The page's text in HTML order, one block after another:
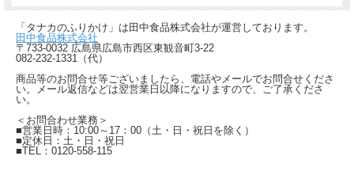
「タナカのふりかけ」は田中食品株式会社が運営しております。
田中食品株式会社
〒733-0032 広島県広島市西区東観音町3-22
082-232-1331（代）
商品等のお問合せ等ございましたら、電話やメールでお問合せくださ
い。メール返信などは翌営業日以降になりますので、ご了承くださ
い。
＜お問合わせ業務＞
■営業日時：10:00～17：00（土・日・祝日を除く）
■定休日：土・日・祝日
■TEL：0120-558-115